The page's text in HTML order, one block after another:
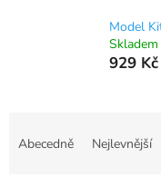
Model
Skladem
929 Kč
Abecedně Nejlevnější